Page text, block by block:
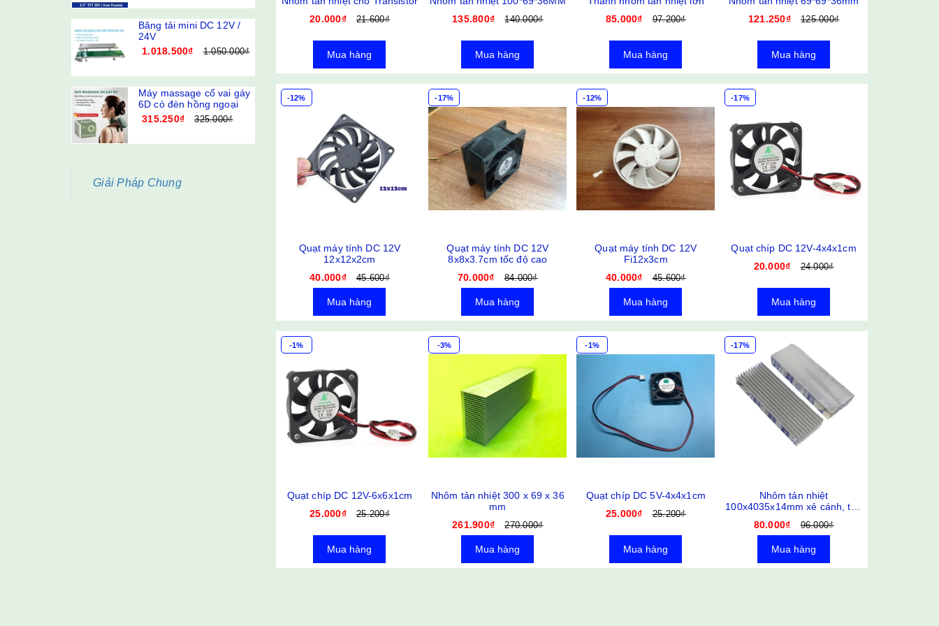
20.000₫
21.600₫
Mua hàng
135.800₫
140.000₫
Mua hàng
85.000₫
97.200₫
Mua hàng
121.250₫
125.000₫
Mua hàng
-12%
Quạt máy tính DC 12V
12x12x2cm
40.000₫
45.600₫
Mua hàng
-17%
Quạt máy tính DC 12V
8x8x3.7cm tốc độ cao
70.000₫
84.000₫
Mua hàng
-12%
Quạt máy tính DC 12V
Fi12x3cm
40.000₫
45.600₫
Mua hàng
-17%
Quạt chíp DC 12V-4x4x1cm
20.000₫
24.000₫
Mua hàng
-1%
Quạt chíp DC 12V-6x6x1cm
25.000₫
25.200₫
Mua hàng
-3%
Nhôm tản nhiệt 300 x 69 x 36
mm
261.900₫
270.000₫
Mua hàng
-1%
Quạt chíp DC 5V-4x4x1cm
25.000₫
25.200₫
Mua hàng
-17%
Nhôm tản nhiệt
100x4035x14mm xẻ cánh, tản
80.000₫ 96.000₫
Mua hàng
Băng tải mini DC 12V /
24V
1.018.500₫
1.050.000₫
Máy massage cổ vai gáy
6D có đèn hồng ngoại
315.250₫
325.000₫
Giải Pháp Chung